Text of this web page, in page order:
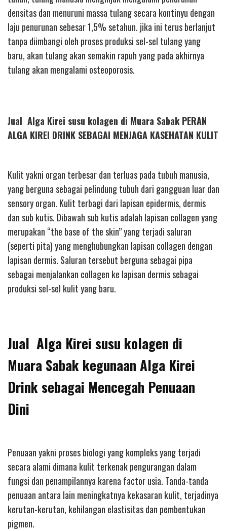
densitas dan menuruni massa tulang secara kontinyu dengan
laju penurunan sebesar 1,5% setahun. jika ini terus berlanjut
tanpa diimbangi oleh proses produksi sel-sel tulang yang
baru, akan tulang akan semakin rapuh yang pada akhirnya
tulang akan mengalami osteoporosis.
Jual Alga Kirei susu kolagen di Muara Sabak PERAN
ALGA KIREI DRINK SEBAGAI MENJAGA KASEHATAN KULIT
Kulit yakni organ terbesar dan terluas pada tubuh manusia,
yang berguna sebagai pelindung tubuh dari gangguan luar dan
sensory organ. Kulit terbagi dari lapisan epidermis, dermis
dan sub kutis. Dibawah sub kutis adalah lapisan collagen yang
merupakan “the base of the skin” yang terjadi saluran
(seperti pita) yang menghubungkan lapisan collagen dengan
lapisan dermis. Saluran tersebut berguna sebagai pipa
sebagai menjalankan collagen ke lapisan dermis sebagai
produksi sel-sel kulit yang baru.
Jual Alga Kirei susu kolagen di
Muara Sabak kegunaan Alga Kirei
Drink sebagai Mencegah Penuaan
Dini
Penuaan yakni proses biologi yang kompleks yang terjadi
secara alami dimana kulit terkenak pengurangan dalam
fungsi dan penampilannya karena factor usia. Tanda-tanda
penuaan antara lain meningkatnya kekasaran kulit, terjadinya
kerutan-kerutan, kehilangan elastisitas dan pembentukan
pigmen.